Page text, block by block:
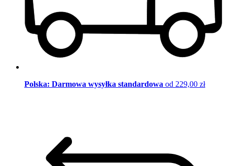
Polska: Darmowa wysyłka standardowa od 229,00 zł